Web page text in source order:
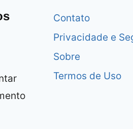
Contato
Privacidade e
Sobre
Termos de Uso